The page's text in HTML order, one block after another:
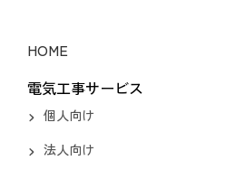
HOME
電気工事サービス
個人向け
法人向け